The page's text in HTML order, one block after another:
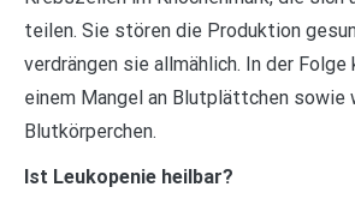
teilen. Sie stören die Produktion
verdrängen sie allmählich. In der
einem Mangel an Blutplättchen sowie
Blutkörperchen.
Ist Leukopenie heilbar?